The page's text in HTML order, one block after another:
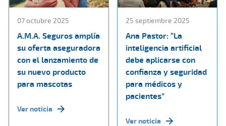
07 octubre 2025
A.M.A. Seguros amplía
su oferta aseguradora
con el lanzamiento de
su nuevo producto
para mascotas
Ver noticia
25 septiembre 2025
Ana Pastor: “La
inteligencia artificial
debe aplicarse con
confianza y seguridad
para médicos y
pacientes”
Ver noticia